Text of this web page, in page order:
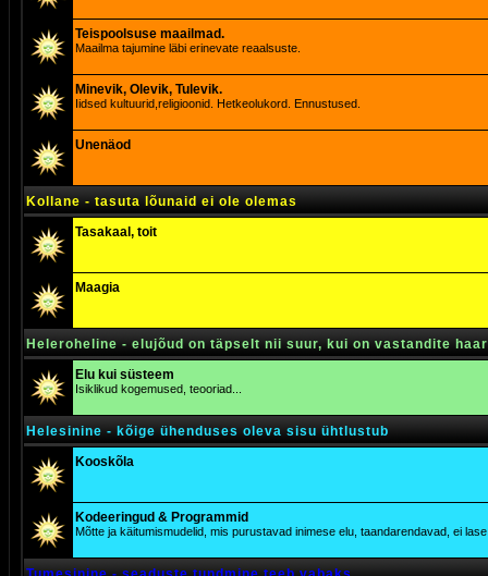
Teispoolsuse maailmad.
Maailma tajumine läbi erinevate reaalsuste.
Minevik, Olevik, Tulevik.
Iidsed kultuurid,religioonid. Hetkeolukord. Ennustused.
Unenäod
Kollane - tasuta lõunaid ei ole olemas
Tasakaal, toit
Maagia
Heleroheline - elujõud on täpselt nii suur, kui on vastandite
Elu kui süsteem
Isiklikud kogemused, teooriad...
Helesinine - kõige ühenduses oleva sisu ühtlustub
Kooskõla
Kodeeringud & Programmid
Mõtte ja käitumismudelid, mis purustavad inimese elu, taandarendavad, ei